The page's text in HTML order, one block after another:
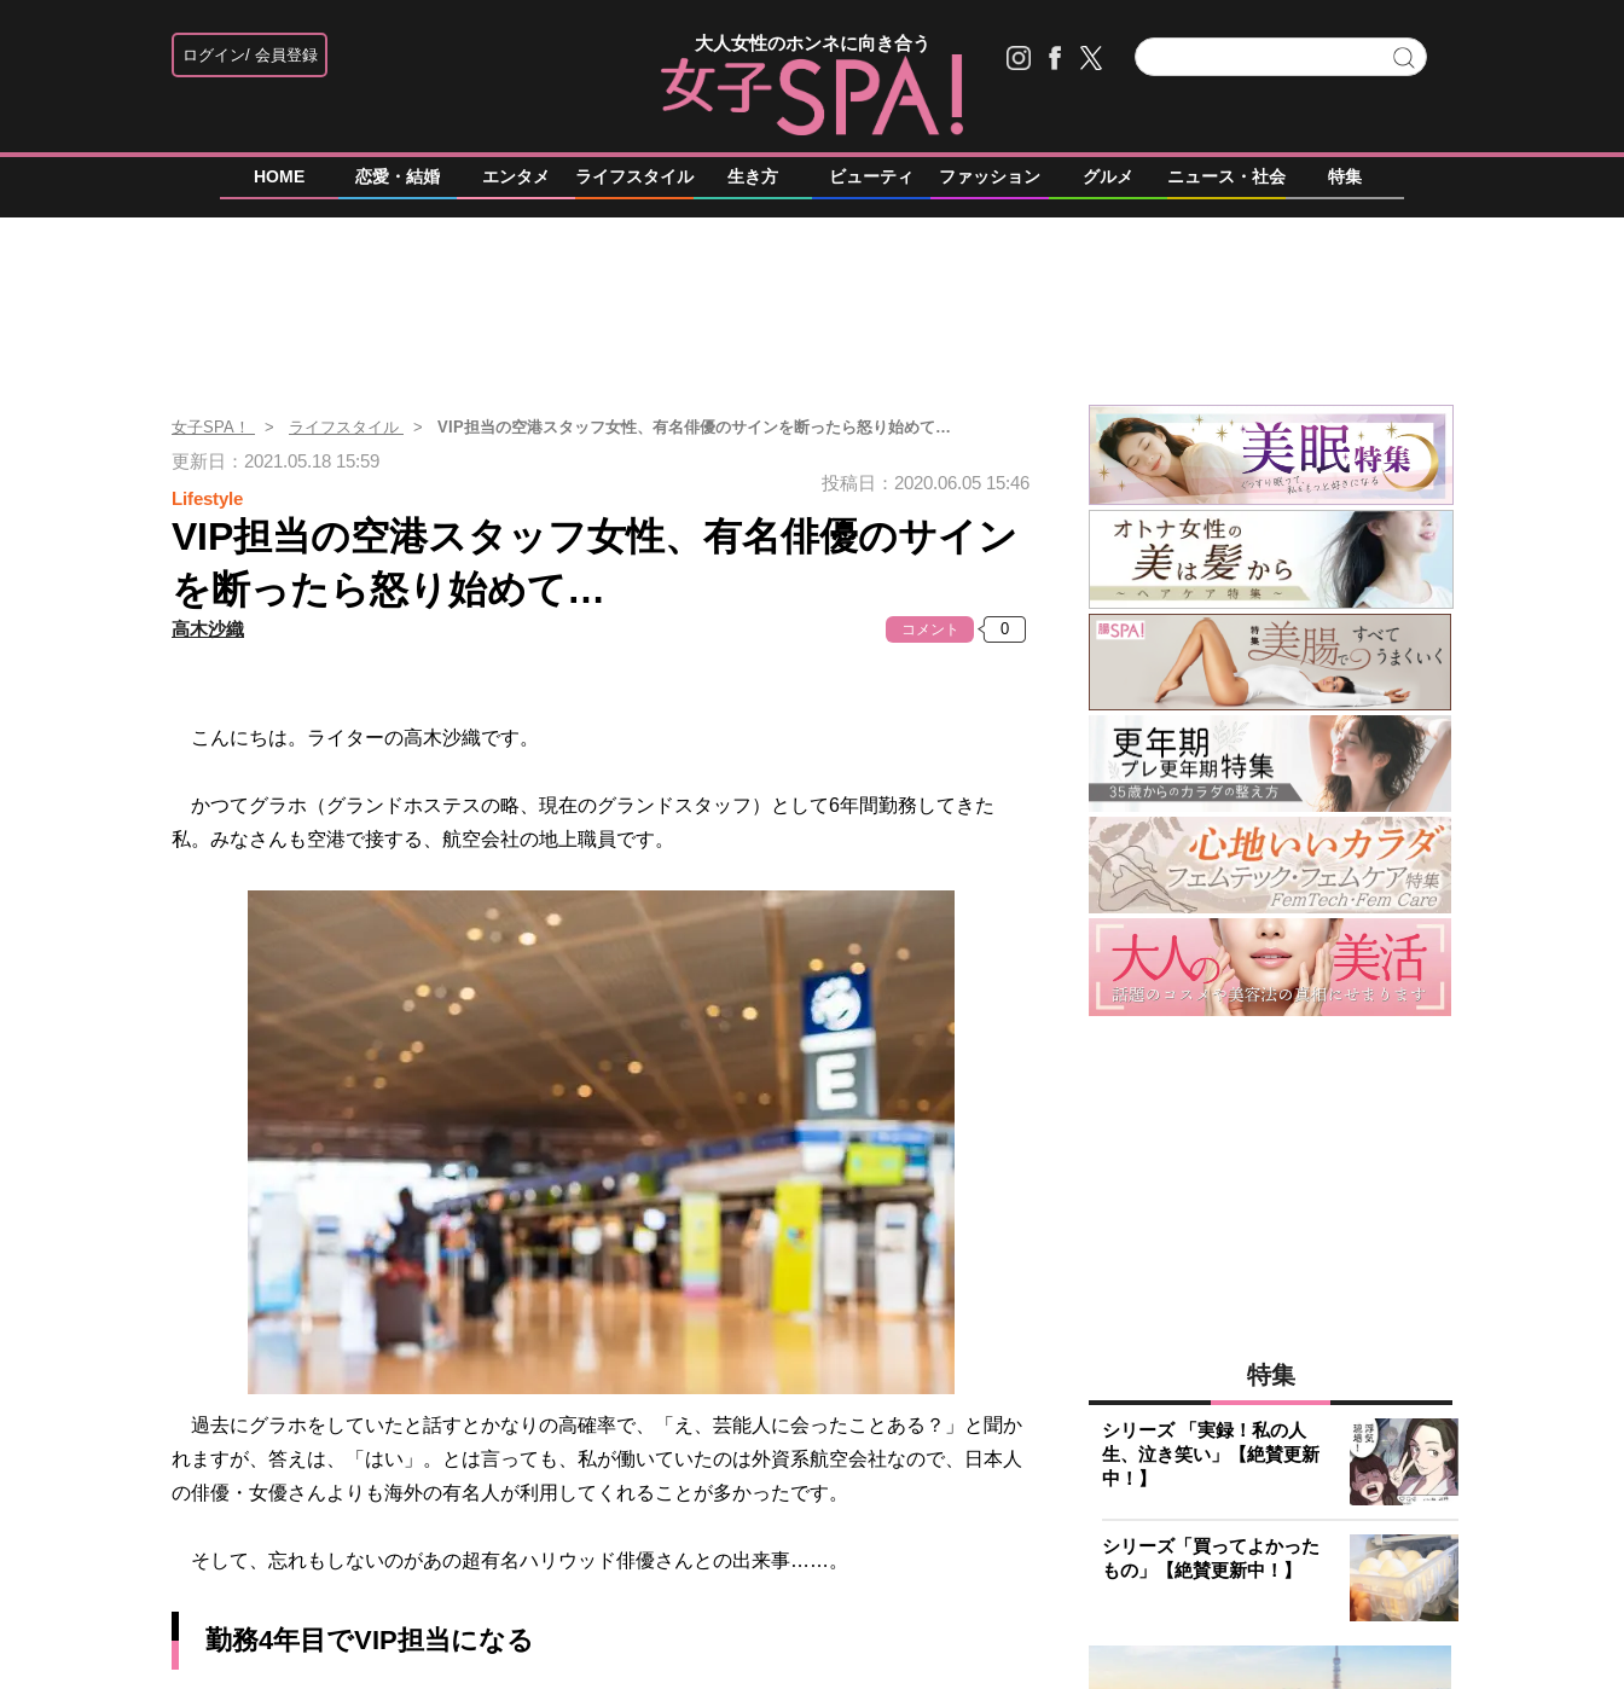
ログイン 会員登録
大人女性のホンネに向き合う
HOME 恋愛・結婚 エンタメ ライフスタイル 生き方 ビューティ ファッション グルメ ニュース・社会 特集
女子SPA！ ライフスタイル VIP担当の空港スタッフ女性、有名俳優のサインを断ったら怒り始めて…
更新日：2021.05.18 15:59
Lifestyle
投稿日：2020.06.05 15:46
VIP担当の空港スタッフ女性、有名俳優のサイン
を断ったら怒り始めて…
高木沙織 コメント
こんにちは。ライターの高木沙織です。
かつてグラホ（グランドホステスの略、現在のグランドスタッフ）として6年間勤務してきた
私。みなさんも空港で接する、航空会社の地上職員です。
過去にグラホをしていたと話すとかなりの高確率で、「え、芸能人に会ったことある？」と聞か
れますが、答えは、「はい」。とは言っても、私が働いていたのは外資系航空会社なので、日本人
の俳優・女優さんよりも海外の有名人が利用してくれることが多かったです。
そして、忘れもしないのがあの超有名ハリウッド俳優さんとの出来事……。
勤務4年目でVIP担当になる
特集
シリーズ 「実録！私の人
生、泣き笑い」【絶賛更新
中！】
シリーズ「買ってよかった
もの」【絶賛更新中！】